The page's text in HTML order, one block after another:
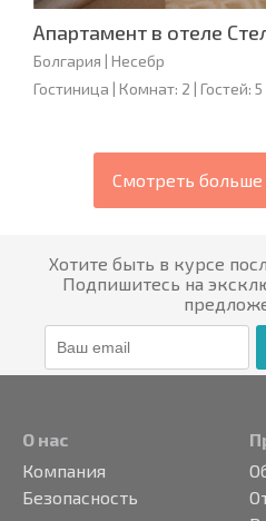
Апартамент в отеле
Болгария | Несебр
Гостиница | Комнат: 2 | Гостей: 5
Смотреть
Хотите быть в курсе
Подпишитесь на
О нас
Компания
Безопасность